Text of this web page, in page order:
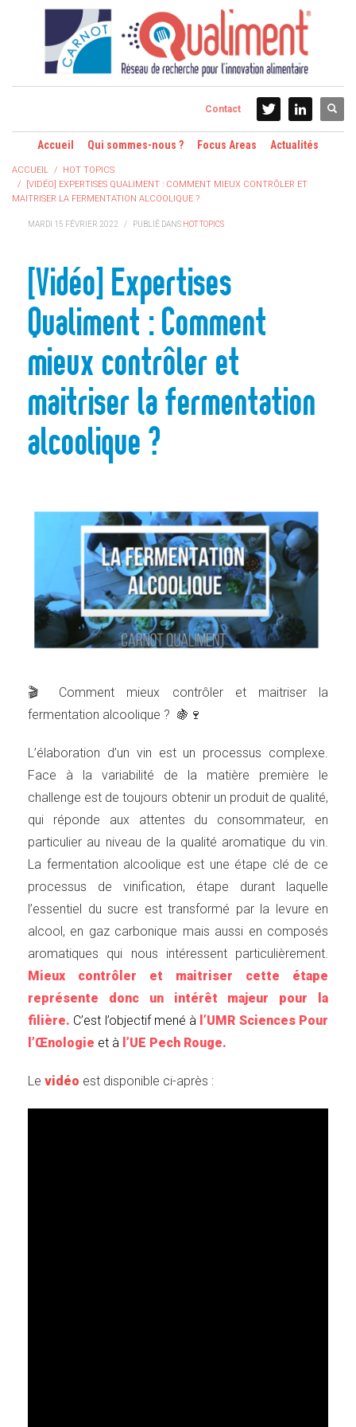
Contact
Accueil Qui sommes-nous ? Focus Areas Actualités
ACCUEIL
HOT TOPICS
[VIDÉO] EXPERTISES QUALIMENT : COMMENT MIEUX CONTRÔLER ET
MAITRISER LA FERMENTATION ALCOOLIQUE ?
MARDI 15 FÉVRIER 2022 / PUBLIÉ DANS HOT TOPICS
[Vidéo] Expertises
Qualiment : Comment
mieux contrôler et
maitriser la fermentation
alcoolique ?
🎬 Comment mieux contrôler et maitriser la
fermentation alcoolique ? 🍇🍷
L’élaboration d’un vin est un processus complexe.
Face à la variabilité de la matière première le
challenge est de toujours obtenir un produit de qualité,
qui réponde aux attentes du consommateur, en
particulier au niveau de la qualité aromatique du vin.
La fermentation alcoolique est une étape clé de ce
processus de vinification, étape durant laquelle
l’essentiel du sucre est transformé par la levure en
alcool, en gaz carbonique mais aussi en composés
aromatiques qui nous intéressent particulièrement.
Mieux contrôler et maitriser cette étape
représente donc un intérêt majeur pour la
filière. C’est l’objectif mené à l’UMR Sciences Pour
l’Œnologie et à l’UE Pech Rouge.
Le vidéo est disponible ci-après :